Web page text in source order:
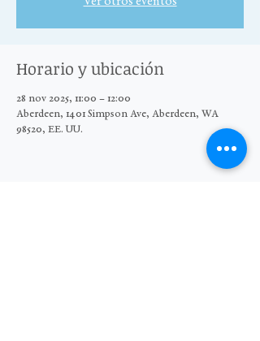
Horario y ubicación
28 nov 2025, 11:00 – 12:00
Aberdeen, 1401 Simpson Ave, Aberdeen, WA
98520, EE. UU.